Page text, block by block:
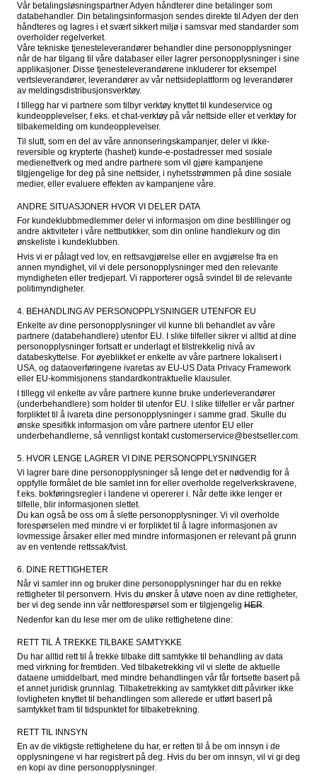
Vår betalingsløsningspartner Adyen håndterer dine betalinger som
databehandler. Din betalingsinformasjon sendes direkte til Adyen der den
håndteres og lagres i et svært sikkert miljø i samsvar med standarder som
overholder regelverket.
Våre tekniske tjenesteleverandører behandler dine personopplysninger
når de har tilgang til våre databaser eller lagrer personopplysninger i sine
applikasjoner. Disse tjenesteleverandørene inkluderer for eksempel
vertsleverandører, leverandører av vår nettsideplattform og leverandører
av meldingsdistribusjonsverktøy.
I tillegg har vi partnere som tilbyr verktøy knyttet til kundeservice og
kundeopplevelser, f.eks. et chat-verktøy på vår nettside eller et verktøy for
tilbakemelding om kundeopplevelser.
Til slutt, som en del av våre annonseringskampanjer, deler vi ikke-
reversible og krypterte (hashet) kunde-e-postadresser med sosiale
medienettverk og med andre partnere som vil gjøre kampanjene
tilgjengelige for deg på sine nettsider, i nyhetsstrømmen på dine sosiale
medier, eller evaluere effekten av kampanjene våre.
ANDRE SITUASJONER HVOR VI DELER DATA
For kundeklubbmedlemmer deler vi informasjon om dine bestillinger og
andre aktiviteter i våre nettbutikker, som din online handlekurv og din
ønskeliste i kundeklubben.
Hvis vi er pålagt ved lov, en rettsavgjørelse eller en avgjørelse fra en
annen myndighet, vil vi dele personopplysninger med den relevante
myndigheten eller tredjepart. Vi rapporterer også svindel til de relevante
politimyndigheter.
4. BEHANDLING AV PERSONOPPLYSNINGER UTENFOR EU
Enkelte av dine personopplysninger vil kunne bli behandlet av våre
partnere (databehandlere) utenfor EU. I slike tilfeller sikrer vi alltid at dine
personopplysninger fortsatt er underlagt et tilstrekkelig nivå av
databeskyttelse. For øyeblikket er enkelte av våre partnere lokalisert i
USA, og dataoverføringene ivaretas av EU-US Data Privacy Framework
eller EU-kommisjonens standardkontraktuelle klausuler.
I tillegg vil enkelte av våre partnere kunne bruke underleverandører
(underbehandlere) som holder til utenfor EU. I slike tilfeller er vår partner
forpliktet til å ivareta dine personopplysninger i samme grad. Skulle du
ønske spesifikk informasjon om våre partnere utenfor EU eller
underbehandlerne, så vennligst kontakt customerservice@bestseller.com.
5. HVOR LENGE LAGRER VI DINE PERSONOPPLYSNINGER
Vi lagrer bare dine personopplysninger så lenge det er nødvendig for å
oppfylle formålet de ble samlet inn for eller overholde regelverkskravene,
f.eks. bokføringsregler i landene vi opererer i. Når dette ikke lenger er
tilfelle, blir informasjonen slettet.
Du kan også be oss om å slette personopplysninger. Vi vil overholde
forespørselen med mindre vi er forpliktet til å lagre informasjonen av
lovmessige årsaker eller med mindre informasjonen er relevant på grunn
av en ventende rettssak/tvist.
6. DINE RETTIGHETER
Når vi samler inn og bruker dine personopplysninger har du en rekke
rettigheter til personvern. Hvis du ønsker å utøve noen av dine rettigheter,
ber vi deg sende inn vår nettforespørsel som er tilgjengelig HER.
Nedenfor kan du lese mer om de ulike rettighetene dine:
RETT TIL Å TREKKE TILBAKE SAMTYKKE
Du har alltid rett til å trekke tilbake ditt samtykke til behandling av data
med virkning for fremtiden. Ved tilbaketrekking vil vi slette de aktuelle
dataene umiddelbart, med mindre behandlingen vår får fortsette basert på
et annet juridisk grunnlag. Tilbaketrekking av samtykket ditt påvirker ikke
lovligheten knyttet til behandlingen som allerede er utført basert på
samtykket fram til tidspunktet for tilbaketrekning.
RETT TIL INNSYN
En av de viktigste rettighetene du har, er retten til å be om innsyn i de
opplysningene vi har registrert på deg. Hvis du ber om innsyn, vil vi gi deg
en kopi av dine personopplysninger.